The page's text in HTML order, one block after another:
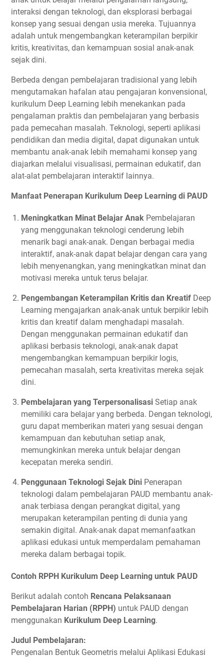
interaksi dengan teknologi, dan eksplorasi berbagai
konsep yang sesuai dengan usia mereka. Tujuannya
adalah untuk mengembangkan keterampilan berpikir
kritis, kreativitas, dan kemampuan sosial anak-anak
sejak dini.
Berbeda dengan pembelajaran tradisional yang lebih
mengutamakan hafalan atau pengajaran konvensional,
kurikulum Deep Learning lebih menekankan pada
pengalaman praktis dan pembelajaran yang berbasis
pada pemecahan masalah. Teknologi, seperti aplikasi
pendidikan dan media digital, dapat digunakan untuk
membantu anak-anak lebih memahami konsep yang
diajarkan melalui visualisasi, permainan edukatif, dan
alat-alat pembelajaran interaktif lainnya.
Manfaat Penerapan Kurikulum Deep Learning di PAUD
Meningkatkan Minat Belajar Anak Pembelajaran
yang menggunakan teknologi cenderung lebih
menarik bagi anak-anak. Dengan berbagai media
interaktif, anak-anak dapat belajar dengan cara yang
lebih menyenangkan, yang meningkatkan minat dan
motivasi mereka untuk terus belajar.
Pengembangan Keterampilan Kritis dan Kreatif Deep
Learning mengajarkan anak-anak untuk berpikir lebih
kritis dan kreatif dalam menghadapi masalah.
Dengan menggunakan permainan edukatif dan
aplikasi berbasis teknologi, anak-anak dapat
mengembangkan kemampuan berpikir logis,
pemecahan masalah, serta kreativitas mereka sejak
dini.
Pembelajaran yang Terpersonalisasi Setiap anak
memiliki cara belajar yang berbeda. Dengan teknologi,
guru dapat memberikan materi yang sesuai dengan
kemampuan dan kebutuhan setiap anak,
memungkinkan mereka untuk belajar dengan
kecepatan mereka sendiri.
Penggunaan Teknologi Sejak Dini Penerapan
teknologi dalam pembelajaran PAUD membantu anak-
anak terbiasa dengan perangkat digital, yang
merupakan keterampilan penting di dunia yang
semakin digital. Anak-anak dapat memanfaatkan
aplikasi edukasi untuk memperdalam pemahaman
mereka dalam berbagai topik.
Contoh RPPH Kurikulum Deep Learning untuk PAUD
Berikut adalah contoh Rencana Pelaksanaan
Pembelajaran Harian (RPPH) untuk PAUD dengan
menggunakan Kurikulum Deep Learning.
Judul Pembelajaran:
Pengenalan Bentuk Geometris melalui Aplikasi Edukasi